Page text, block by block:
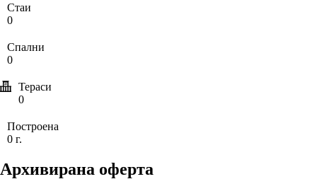
Стаи
0
Спални
0
Тераси
0
Построена
0 г.
Архивирана оферта